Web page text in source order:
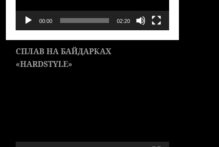
00:00 02:20
СПЛАВ НА БАЙДАРКАХ
«HARDSTYLE»